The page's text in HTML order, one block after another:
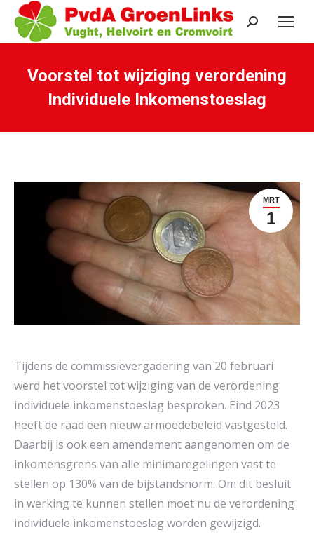
Search:
Voorstel tot wijziging verordening
Individuele Inkomenstoeslag
MRT
1
Tijdens de commissievergadering van 20 februari
werd het voorstel tot wijziging van de verordening
individuele inkomenstoeslag besproken. Eind 2023
heeft de raad een nieuw armoedebeleid vastgesteld.
Daarbij is ook een amendement aangenomen om de
inkomensgrens van alle minimaregelingen vast te
stellen op 130% van de bijstandsnorm. Om dit besluit
in werking te kunnen stellen moet nu de verordening
individuele inkomenstoeslag worden gewijzigd.